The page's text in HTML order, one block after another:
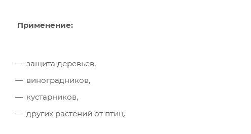
Применение:
защита деревьев,
виноградников,
кустарников,
других растений от птиц.